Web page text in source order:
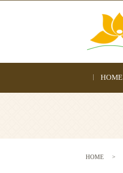
HOME
HOME